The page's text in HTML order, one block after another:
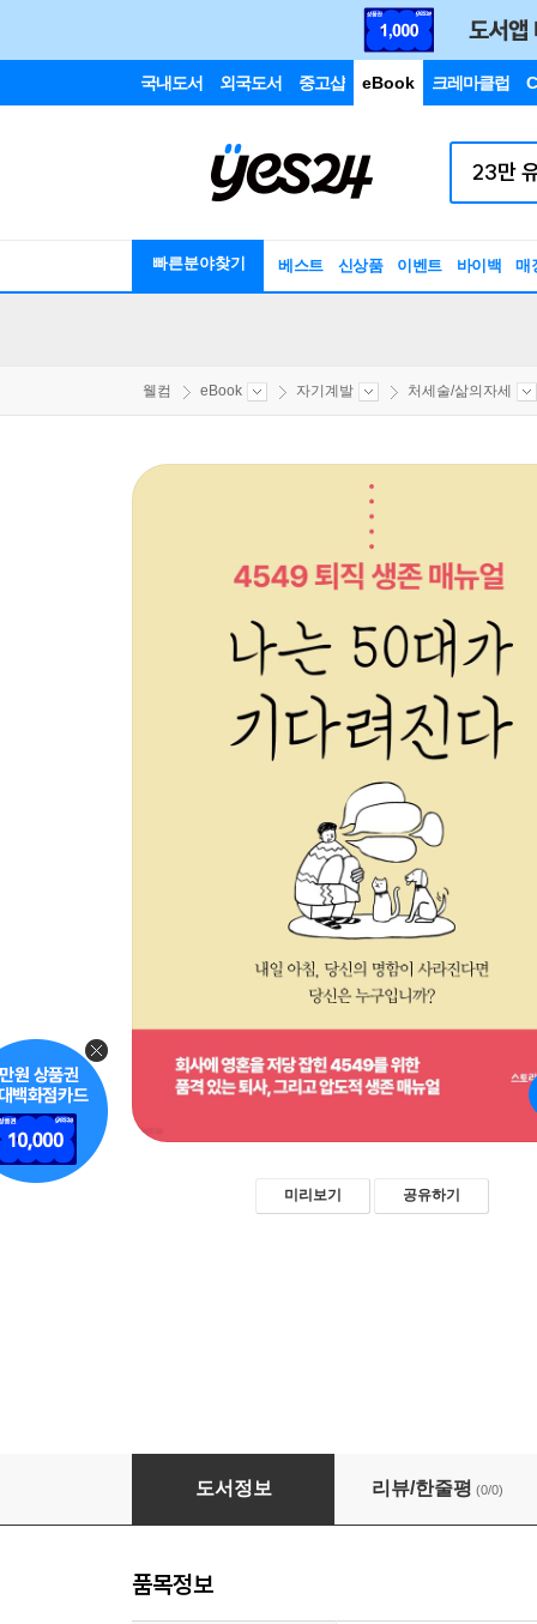
국내도서 외국도서 중고샵 eBook 크레마클럽
빠른분야찾기 베스트 신상품 이벤트 바이백 매
웰컴 eBook 자기계발 처세술/삶의자세
미리보기 공유하기
나는 50대가 기다려진다 - 4549 퇴직 생존 매뉴
도서정보 리뷰/한줄평 (0/0)
품목정보